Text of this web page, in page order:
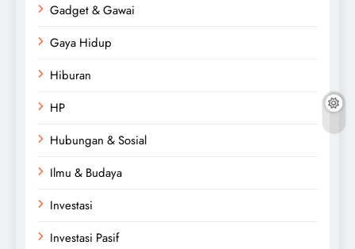
Gadget & Gawai
Gaya Hidup
Hiburan
HP
Hubungan & Sosial
Ilmu & Budaya
Investasi
Investasi Pasif